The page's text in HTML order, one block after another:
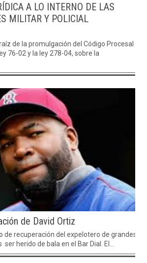
A LO INTERNO DE LAS
MILITAR Y POLICIAL
de la promulgación del Código Procesal
76-02 y la ley 278-04, sobre la
de David Ortiz
de recuperación del expelotero de grandes
herido de bala en el Bar Dial. El...